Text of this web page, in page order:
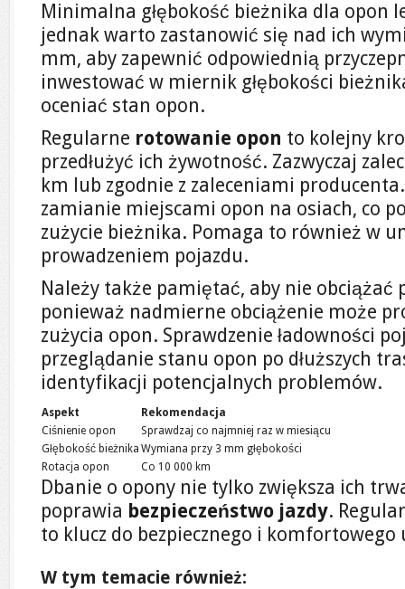
Minimalna głębokość bieżnika dla opon
jednak warto zastanowić się nad ich
mm, aby zapewnić odpowiednią
inwestować w miernik głębokości
oceniać stan opon.
Regularne rotowanie opon to kolejny
przedłużyć ich żywotność. Zazwyczaj
km lub zgodnie z zaleceniami
zamianie miejscami opon na osiach, co
zużycie bieżnika. Pomaga to również w
prowadzeniem pojazdu.
Należy także pamiętać, aby nie obciążać
ponieważ nadmierne obciążenie może
zużycia opon. Sprawdzenie ładowności
przeglądanie stanu opon po dłuższych
identyfikacji potencjalnych problemów.
Aspekt
Rekomendacja
Ciśnienie opon
Sprawdzaj co najmniej raz w miesiącu
Głębokość bieżnika Wymiana przy 3 mm głębokości
Rotacja opon
Co 10 000 km
Dbanie o opony nie tylko zwiększa ich
poprawia bezpieczeństwo jazdy.
to klucz do bezpiecznego i
W tym temacie również: